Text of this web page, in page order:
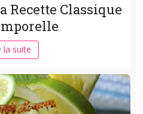
Recette Classique
la suite